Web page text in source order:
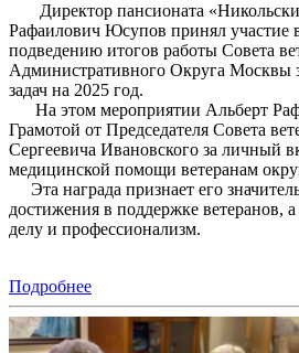
Директор пансионата
Рафаилович Юсупов принял участие
подведению итогов работы Совета
Административного Округа Москвы
задач на 2025 год.
На этом мероприятии Альберт
Грамотой от Председателя Совета
Сергеевича Ивановского за личный
медицинской помощи ветеранам
Эта награда признает его
достижения в поддержке ветеранов,
делу и профессионализм.
Подробнее